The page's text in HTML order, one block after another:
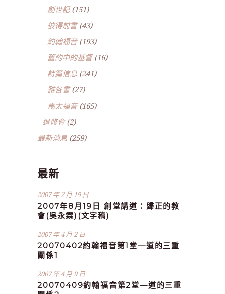
創世記(151)
彼得前書(43)
約翰福音(193)
舊約中的基督(16)
詩篇信息 (241)
雅各書(27)
馬太福音(165)
退修會(2)
最新消息 (259)
最新
2007 年 2 月 19 日
2007年8月19日 創堂講道：歸正的教
會(吳永霖)(文字稿)
2007 年 4 月 2 日
20070402約翰福音第1堂—道的三重
關係1
2007 年 4 月 9 日
20070409約翰福音第2堂—道的三重